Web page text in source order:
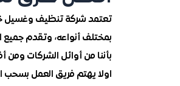
تعتمد شركة تنظيف وغسيل
بمختلف أنواعه، وتقدم جميع
بأننا من أوائل الشركات
اولا يهتم فريق العمل بسحب